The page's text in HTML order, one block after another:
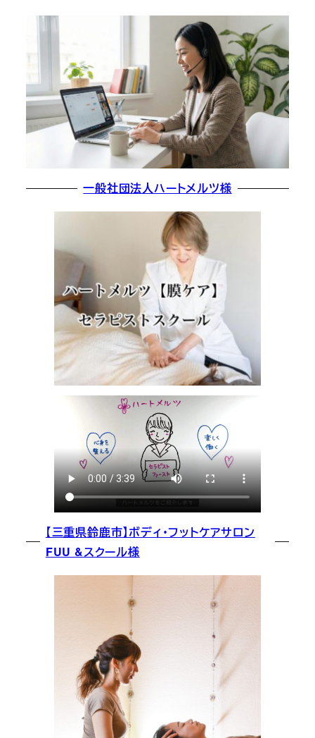
一般社団法人ハートメルツ様
【三重県鈴鹿市】ボディ・フットケアサロン
FUU &スクール様